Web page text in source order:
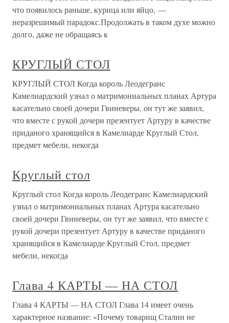
что появилось раньше, курица или яйцо, —
неразрешимый парадокс.Продолжать в таком духе можно
долго, даже не обращаясь к
КРУГЛЫЙ СТОЛ
КРУГЛЫЙ СТОЛ Когда король Леодегранс
Камелиардский узнал о матримониальных планах Артура
касательно своей дочери Гвиневеры, он тут же заявил,
что вместе с рукой дочери презентует Артуру в качестве
приданого хранящийся в Камелиарде Круглый Стол,
предмет мебели, некогда
Круглый стол
Круглый стол Когда король Леодегранс Камелиардский
узнал о матримониальных планах Артура касательно
своей дочери Гвиневеры, он тут же заявил, что вместе с
рукой дочери презентует Артуру в качестве приданого
хранящийся в Камелиарде Круглый Стол, предмет
мебели, некогда
Глава 4 КАРТЫ — НА СТОЛ
Глава 4 КАРТЫ — НА СТОЛ Глава 14 имеет очень
характерное название: «Почему товарищ Сталин не